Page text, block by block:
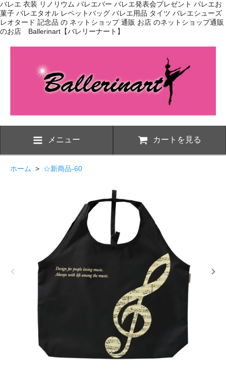
バレエ 衣装 リノリウム バレエバー バレエ発表会プレゼント バレエお
菓子 バレエタオル レペットバッグ バレエ用品 タイツ バレエシューズ
レオタード 記念品 の ネットショップ 通販 お店 のネットショップ通販
のお店 Ballerinart【バレリーナート】
メニュー カートを見る
ホーム > ☆新商品-60